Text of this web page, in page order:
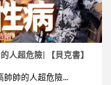
人超危險| 【貝克書】
帥帥的人超危險...